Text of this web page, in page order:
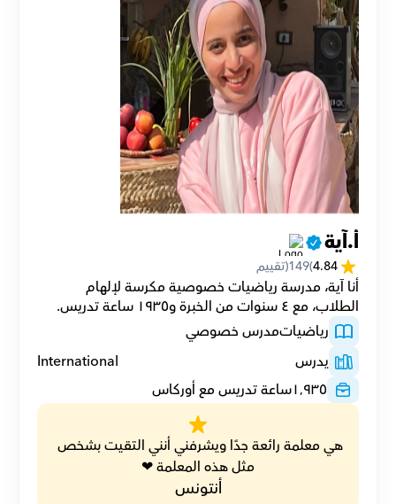
أ.آية
4.84
(
149(تقييم
الطلاب، مع ٤ سنوات من الخبرة و١٩٣٥ ساعة تدريس.
رياضياتمدرس خصوصي
يدرس
International
١٬٩٣٥ساعة تدريس مع أوركاس
مثل هذه المعلمة ❤
أنتونس